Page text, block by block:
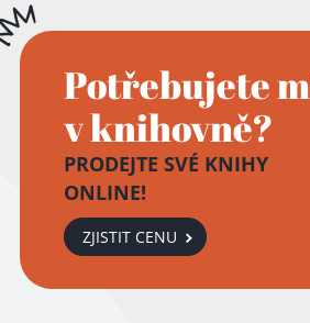
Potřebujete
v knihovně?
PRODEJTE SVÉ KNIHY
ONLINE!
ZJISTIT CENU